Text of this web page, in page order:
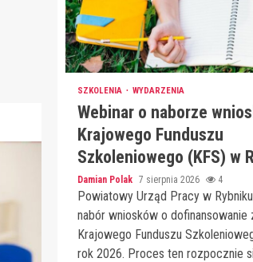
SZKOLENIA WYDARZENIA
Webinar o naborze
Krajowego Funduszu
Szkoleniowego (KFS) w
Damian Polak 7 sierpnia 2026 4
Powiatowy Urząd Pracy w
nabór wniosków o dofinansowanie
Krajowego Funduszu
rok 2026. Proces ten rozpocznie